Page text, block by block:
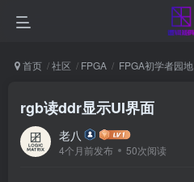
首页 社区 FPGA FPGA初学者园地
rgb读ddr显示UI界面
老八
4个月前发布 50次阅读